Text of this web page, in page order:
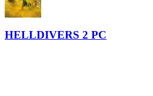
HELLDIVERS 2 PC